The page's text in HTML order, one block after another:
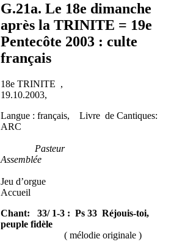
G.21a. Le 18e dimanche
après la TRINITE = 19e
Pentecôte 2003 : culte
français
18e TRINITE ,
19.10.2003,
Langue : français, Livre de Cantiques:
ARC
Pasteur
Assemblée
Jeu d’orgue
Accueil
Chant: 33/ 1-3 : Ps 33 Réjouis-toi,
peuple fidèle
( mélodie originale )